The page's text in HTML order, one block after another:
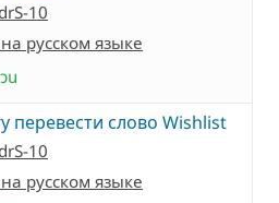
10
русском языке
น
перевести слово Wishlist
10
русском языке